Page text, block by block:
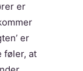
er
er
føler, at